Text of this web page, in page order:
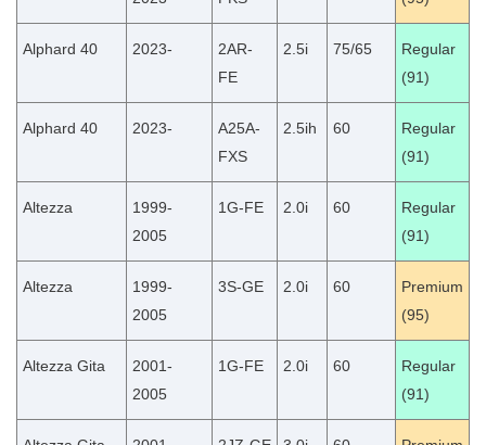
Alphard 40 2023-
2AR-
FE
2.5i 75/65
Regular
(91)
Alphard 40 2023-
A25A-
FXS
2.5ih 60
Regular
(91)
Altezza
1999-
2005
1G-FE 2.0i 60
Regular
(91)
Altezza
1999-
2005
3S-GE 2.0i 60
Premium
(95)
Altezza Gita
2001-
2005
1G-FE 2.0i 60
Regular
(91)